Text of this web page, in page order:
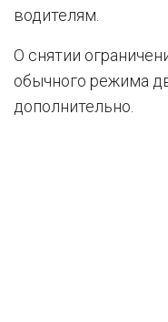
водителям.
О снятии
обычного режима
дополнительно.